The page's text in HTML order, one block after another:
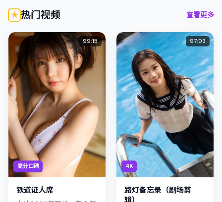
热门视频 查看更多
高分口碑
99:15
铁道证人席
4K
97:03
路灯备忘录（剧场剪
辑）